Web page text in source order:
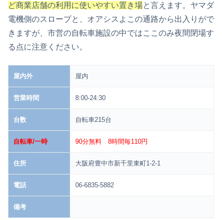
ど商業店舗の利用に使いやすい置き場と言えます。ヤマダ
電機側のスロープと、オアシスよこの通路から出入りがで
きますが、市営の自転車施設の中ではここのみ夜間閉場す
る点に注意ください。
屋内外 屋内
営業時間 8:00-24:30
台数 自転車215台
自転車/一時 90分無料 8時間毎110円
住所 大阪府豊中市新千里東町1-2-1
電話 06-6835-5882
備考